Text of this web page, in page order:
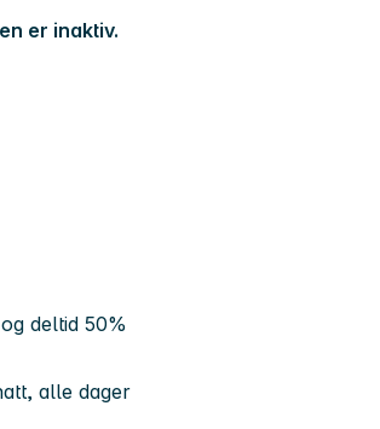
er inaktiv.
deltid 50%
alle dager